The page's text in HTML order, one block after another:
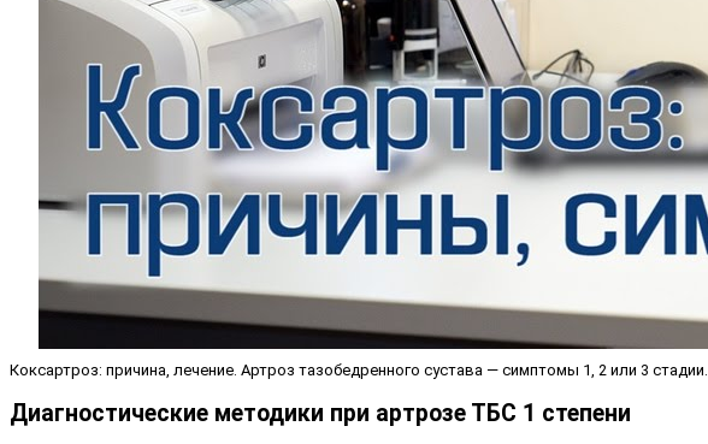
Коксартроз: причина, лечение. Артроз тазобедренного сустава — симптомы 1, 2 или 3 стадии.
Диагностические методики при артрозе ТБС 1 степени